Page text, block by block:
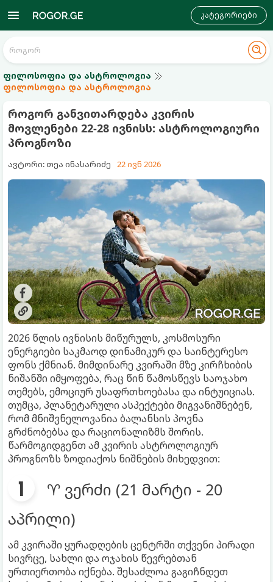
კატეგორიები
ფილოსოფია და ასტროლოგია
ფილოსოფია და ასტროლოგია
როგორ განვითარდება კვირის
მოვლენები 22-28 ივნისს: ასტროლოგიური
პროგნოზი
ავტორი: თეა ინასარიძე 22 ივნ 2026
2026 წლის ივნისის მიწურულს, კოსმოსური
ენერგიები საკმაოდ დინამიკურ და საინტერესო
ფონს ქმნიან. მიმდინარე კვირაში მზე კირჩხიბის
ნიშანში იმყოფება, რაც წინ წამოსწევს საოჯახო
თემებს, ემოციურ უსაფრთხოებასა და ინტუიციას.
თუმცა, პლანეტარული ასპექტები მიგვანიშნებენ,
რომ მნიშვნელოვანია ბალანსის პოვნა
გრძნობებსა და რაციონალიზმს შორის.
წარმოგიდგენთ ამ კვირის ასტროლოგიურ
პროგნოზს ზოდიაქოს ნიშნების მიხედვით:
♈ ვერძი (21 მარტი - 20
აპრილი)
ამ კვირაში ყურადღების ცენტრში თქვენი პირადი
სივრცე, სახლი და ოჯახის წევრებთან
ურთიერთობა იქნება. შესაძლოა გაგიჩნდეთ